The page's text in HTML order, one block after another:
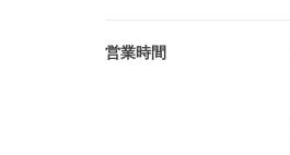
営業時間